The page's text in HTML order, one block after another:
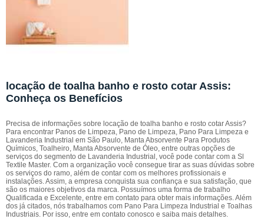
locação de toalha banho e rosto cotar Assis:
Conheça os Benefícios
Precisa de informações sobre locação de toalha banho e rosto cotar Assis?
Para encontrar Panos de Limpeza, Pano de Limpeza, Pano Para Limpeza e
Lavanderia Industrial em São Paulo, Manta Absorvente Para Produtos
Químicos, Toalheiro, Manta Absorvente de Óleo, entre outras opções de
serviços do segmento de Lavanderia Industrial, você pode contar com a Sl
Textile Master. Com a organização você consegue tirar as suas dúvidas sobre
os serviços do ramo, além de contar com os melhores profissionais e
instalações. Assim, a empresa conquista sua confiança e sua satisfação, que
são os maiores objetivos da marca. Possuímos uma forma de trabalho
Qualificada e Excelente, entre em contato para obter mais informações. Além
dos já citados, nós trabalhamos com Pano Para Limpeza Industrial e Toalhas
Industriais. Por isso, entre em contato conosco e saiba mais detalhes.